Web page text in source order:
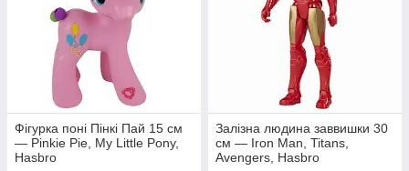
Фігурка поні Пінкі Пай 15 см
— Pinkie Pie, My Little Pony,
Hasbro
Залізна людина заввишки 30
см — Iron Man, Titans,
Avengers, Hasbro